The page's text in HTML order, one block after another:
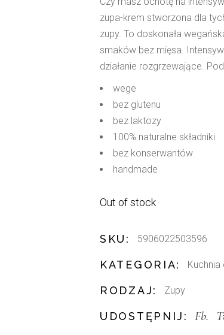
zupa-krem stworzona dla
zupy. To doskonała
smaków bez mięsa.
działanie rozgrzewające.
wege
bez glutenu
bez laktozy
100% naturalne składniki
bez konserwantów
handmade
Out of stock
SKU: 5906022503596
KATEGORIA:
RODZAJ: Zupy
UDOSTĘPNIJ: Fb.